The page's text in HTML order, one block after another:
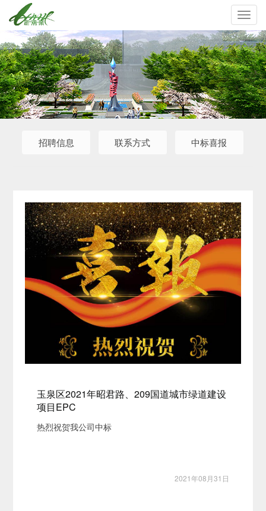
招聘信息 联系方式 中标喜报
玉泉区2021年昭君路、209国道城市绿道建设
项目EPC
热烈祝贺我公司中标
2021年08月31日